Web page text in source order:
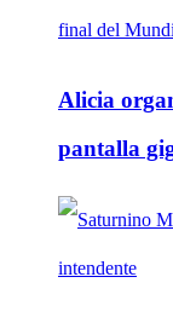
Alicia
pantalla